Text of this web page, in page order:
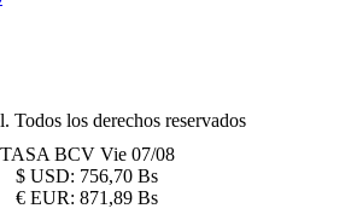
los derechos reservados
TASA BCV Vie 07/08
$ USD: 756,70 Bs
€ EUR: 871,89 Bs